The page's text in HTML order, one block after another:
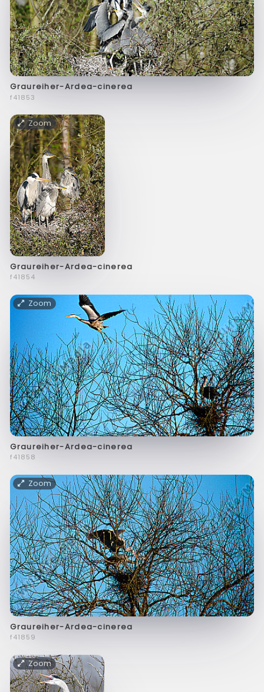
Graureiher-Ardea-cinerea
f41853
Zoom
Graureiher-Ardea-cinerea
f41854
Zoom
Graureiher-Ardea-cinerea
f41858
Zoom
Graureiher-Ardea-cinerea
f41859
Zoom